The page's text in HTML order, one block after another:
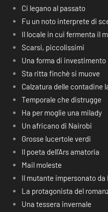
Ci legano al passato
Fu un noto interprete di
Il locale in cui fermenta il
Scarsi, piccolissimi
Una forma di investimento
Sta ritta finchè si muove
Calzatura delle contadine
Temporale che distrugge
Ha per moglie una milady
Un africano di Nairobi
Grosse lucertole verdi
Il poeta dell’Ars amatoria
Mail moleste
Il mutante impersonato
La protagonista del
Una tessera invernale